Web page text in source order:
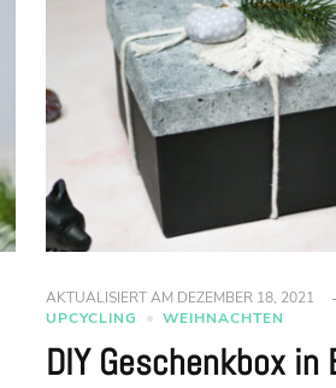
AKTUALISIERT AM DEZEMBER 18, 2021
UPCYCLING
WEIHNACHTEN
DIY Geschenkbox